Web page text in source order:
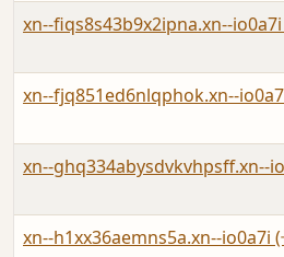
xn--fiqs8s43b9x2ipna.xn--
xn--fjq851ed6nlqphok.xn--
xn--ghq334abysdvkvhpsff.xn--
xn--h1xx36aemns5a.xn--io0a7i